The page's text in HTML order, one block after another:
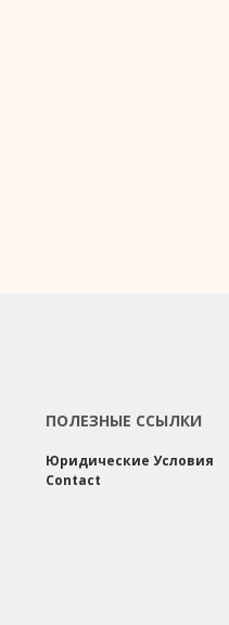
ПОЛЕЗНЫЕ ССЫЛКИ
Юридические Условия
Contact